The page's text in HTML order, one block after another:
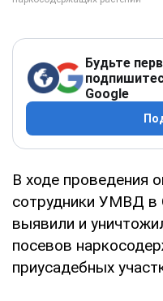
Будьте
Google
В ходе проведения
сотрудники УМВД в
выявили и
посевов
приусадебных